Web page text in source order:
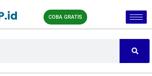
COBA GRATIS